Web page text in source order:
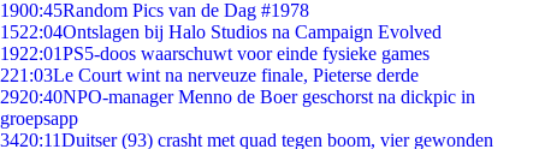
1900:45Random Pics van de Dag #1978
1522:04Ontslagen bij Halo Studios na Campaign Evolved
1922:01PS5-doos waarschuwt voor einde fysieke games
221:03Le Court wint na nerveuze finale, Pieterse derde
2920:40NPO-manager Menno de Boer geschorst na dickpic in
groepsapp
3420:11Duitser (93) crasht met quad tegen boom, vier gewonden